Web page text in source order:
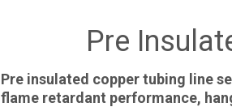
Pre
Pre insulated copper tubing line
flame retardant performance,